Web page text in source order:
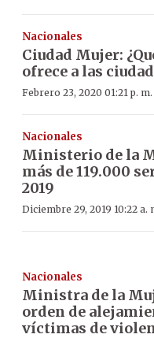
Nacionales
Ciudad Mujer:
ofrece a las
Febrero 23, 2020 01:21 p. m.
Nacionales
Ministerio de la
más de 119.000
2019
Diciembre 29, 2019 10:22 a.
Nacionales
Ministra de la
orden de
víctimas de